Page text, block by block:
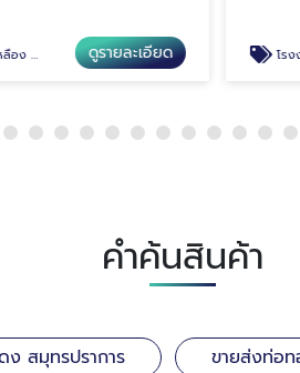
ดูรายละเอียด โรงงานผลิตท่อ
คำค้นสินค้า
สมุทรปราการ ขายส่งท่อท